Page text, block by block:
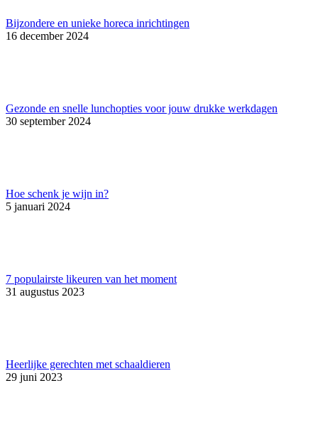
Bijzondere en unieke horeca inrichtingen
16 december 2024
Gezonde en snelle lunchopties voor jouw drukke werkdagen
30 september 2024
Hoe schenk je wijn in?
5 januari 2024
7 populairste likeuren van het moment
31 augustus 2023
Heerlijke gerechten met schaaldieren
29 juni 2023